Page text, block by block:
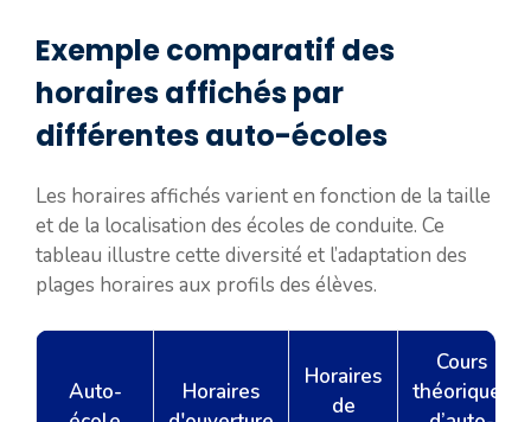
Exemple comparatif des
horaires affichés par
différentes auto-écoles
Les horaires affichés varient en fonction de la taille
et de la localisation des écoles de conduite. Ce
tableau illustre cette diversité et l’adaptation des
plages horaires aux profils des élèves.
Auto-
Horaires
Horaires
de
Cours
théoriques